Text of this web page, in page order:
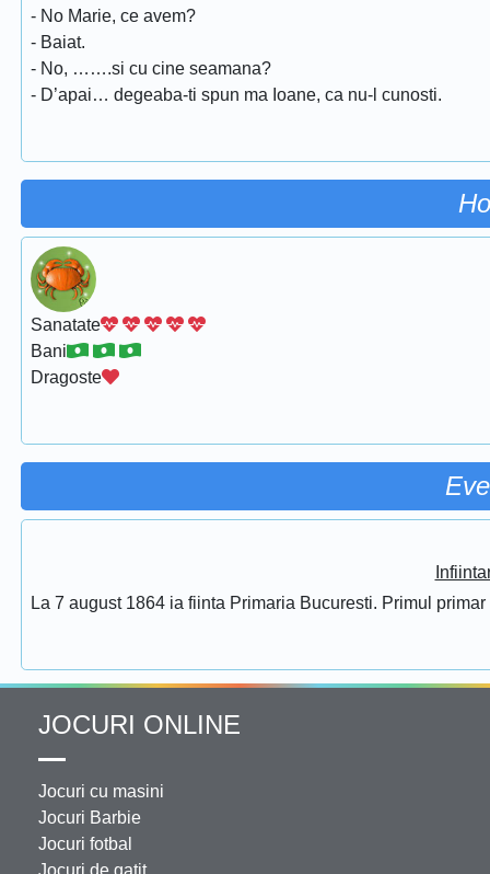
- No Marie, ce avem?
- Baiat.
- No, …….si cu cine seamana?
- D’apai… degeaba-ti spun ma Ioane, ca nu-l cunosti.
Sanatate
Bani
Dragoste
La 7 august 1864 ia fiinta Primaria Bucuresti. Primul
JOCURI ONLINE
Jocuri cu masini
Jocuri Barbie
Jocuri fotbal
Jocuri de gatit